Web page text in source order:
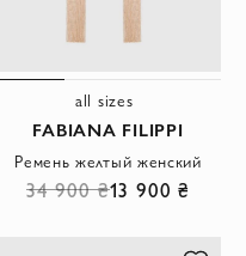
all sizes
FABIANA FILIPPI
Ремень желтый женский
34 900 ₴13 900 ₴